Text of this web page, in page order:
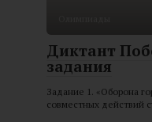
Диктант
задания
Задание 1. «Оборона
совместных действий